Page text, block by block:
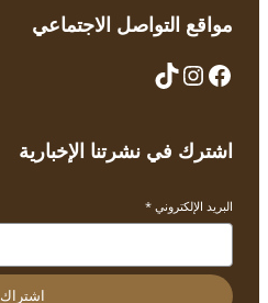
مواقع التواصل الاجتماعي
Facebook
Instagram
TikTok
اشترك في نشرتنا الإخبارية
البريد الإلكتروني *
اشتراك